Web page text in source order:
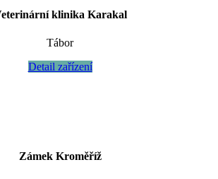
klinika Karakal
Tábor
Detail zařízení
Zámek Kroměříž